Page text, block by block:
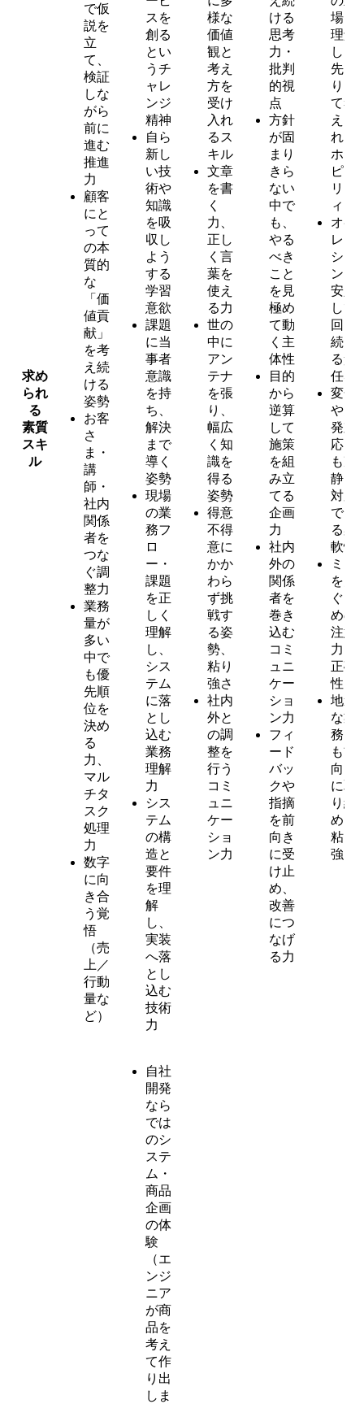
求め
られ
る
素質
スキ
ル
で仮
説を
立
て、
検証
しな
がら
前に
進む
推進
力
顧客
にと
って
の本
質的
な
「価
値貢
献」
を考
え続
ける
姿勢
お客
さ
ま・
講
師・
社内
関係
者を
つな
ぐ調
整力
業務
量が
多い
中で
も優
先順
位を
決め
る
力、
マル
チタ
スク
処理
力
数字
に向
き合
う覚
悟
（売
上／
行動
量な
ど）
スを
創る
とい
うチ
ャレ
ンジ
精神
自ら
新し
い技
術や
知識
を吸
収し
よう
する
学習
意欲
課題
に当
事者
意識
を持
ち、
解決
まで
導く
姿勢
現場
の業
務フ
ロ
ー・
課題
を正
しく
理解
し、
シス
テム
に落
とし
込む
業務
理解
力
シス
テム
の構
造と
要件
を理
解
し、
実装
へ落
とし
込む
技術
力
様な
価値
観と
考え
方を
受け
入れ
るス
キル
文章
を書
く
力、
正し
く言
葉を
使え
る力
世の
中に
アン
テナ
を張
り、
幅広
く知
識を
得る
姿勢
得意
不得
意に
かか
わら
ず挑
戦す
る姿
勢、
粘り
強さ
社内
外と
の調
整を
行う
コミ
ュニ
ケー
ショ
ン力
ける
思考
力・
批判
的視
点
方針
が固
まり
きら
ない
中で
も、
やる
べき
こと
を見
極め
て動
く主
体性
目的
から
逆算
して
施策
を組
み立
てる
企画
力
社内
外の
関係
者を
巻き
込む
コミ
ュニ
ケー
ショ
ン力
フィ
ード
バッ
クや
指摘
を前
向き
に受
け止
め、
改善
につ
なげ
る力
場を
理解
し、
先回
りし
て考
えら
れる
ホス
ピタ
リテ
ィ
オペ
レー
ショ
ンを
安定
して
回し
続け
る責
任感
変化
や突
発対
応に
も冷
静に
対応
でき
る柔
軟性
ミス
を防
ぐた
めの
注意
力・
正確
性
地道
な業
務に
も前
向き
に取
り組
める
粘り
強さ
自社
開発
なら
では
のシ
ステ
ム・
商品
企画
の体
験
（エ
ンジ
ニア
が商
品を
考え
て作
り出
しま